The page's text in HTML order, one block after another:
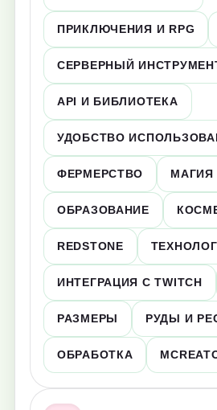
ПРИКЛЮЧЕНИЯ И RPG
СЕРВЕРНЫЙ
API И БИБЛИОТЕКА
УДОБСТВО
ФЕРМЕРСТВО МАГИЯ
ОБРАЗОВАНИЕ
REDSTONE
ИНТЕГРАЦИЯ С TWITCH
РАЗМЕРЫ РУДЫ И
ОБРАБОТКА